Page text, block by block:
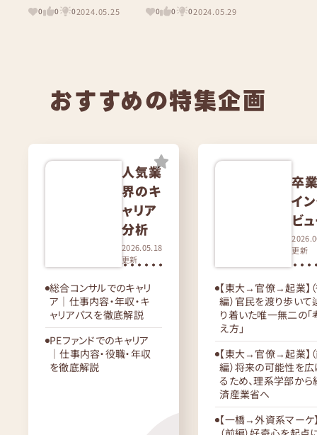
0 0 02024.05.25 0 0 02024.05.29
おすすめの特集企画
人気業
界のキ
ャリア
分析
2026.05.18
更新
総合コンサルでのキャリ
ア｜仕事内容・年収・キ
ャリアパスを徹底解説
PEファンドでのキャリア
｜仕事内容・役職・年収
を徹底解説
卒
イ
ビ
更新
【東大→官僚→起業】
編）官民を渡り歩いて
り着いた唯一無二の「
え方」
【東大→官僚→起業】
編）将来の可能性を
るため、理系学部から
済産業省へ
【一橋→外資系マーケ